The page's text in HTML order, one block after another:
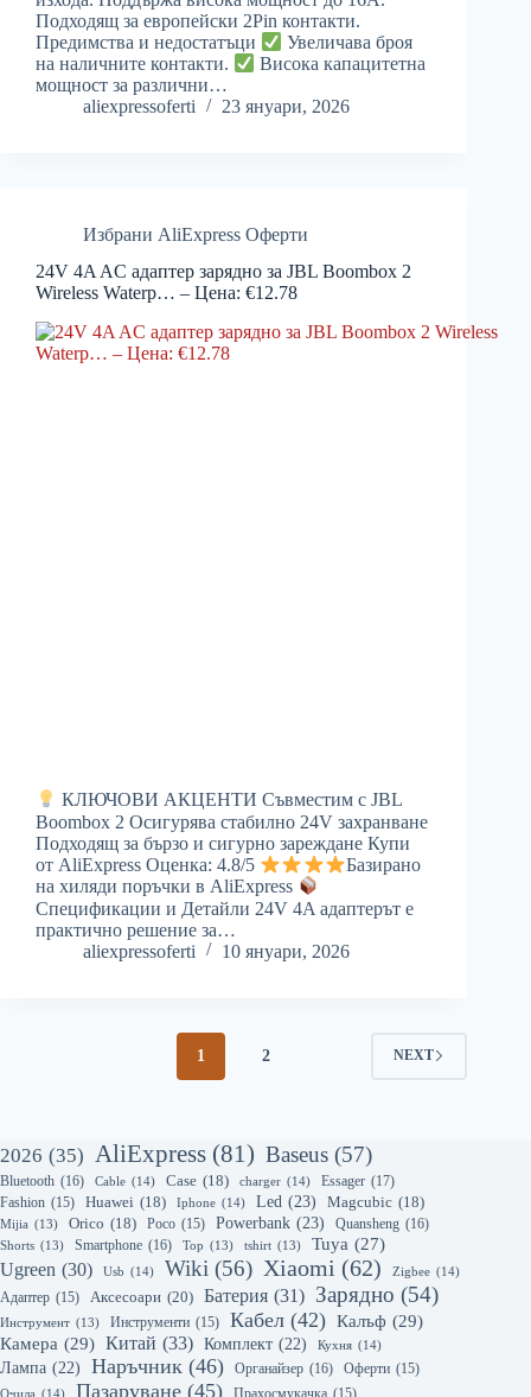
Подходящ за европейски 2Pin контакти.
Предимства и недостатъци
Увеличава броя
на наличните контакти.
Висока капацитетна
мощност за различни…
aliexpressoferti
23 януари, 2026
Избрани AliExpress Оферти
24V 4A AC адаптер зарядно за JBL Boombox 2
Wireless Waterp… – Цена: €12.78
КЛЮЧОВИ АКЦЕНТИ Съвместим с JBL
Boombox 2 Осигурява стабилно 24V захранване
Подходящ за бързо и сигурно зареждане Купи
от AliExpress Оценка: 4.8/5
Базирано
на хиляди поръчки в AliExpress
Спецификации и Детайли 24V 4A адаптерът е
практично решение за…
aliexpressoferti
10 януари, 2026
1 2 NEXT
2026 (35) AliExpress (81) Baseus (57)
Bluetooth (16) Cable (14) Case (18) charger (14) Essager (17)
Fashion (15) Huawei (18) Iphone (14) Led (23) Magcubic (18)
Mijia (13) Orico (18) Poco (15) Powerbank (23) Quansheng (16)
Shorts (13) Smartphone (16) Top (13) tshirt (13) Tuya (27)
Ugreen (30) Usb (14) Wiki (56) Xiaomi (62) Zigbee (14)
Адаптер (15) Аксесоари (20) Батерия (31) Зарядно (54)
Инструмент (13) Инструменти (15) Кабел (42) Калъф (29)
Камера (29) Китай (33) Комплект (22) Кухня (14)
Лампа (22) Наръчник (46) Органайзер (16) Оферти (15)
Очила (14) Пазаруване (45) Прахосмукачка (15)